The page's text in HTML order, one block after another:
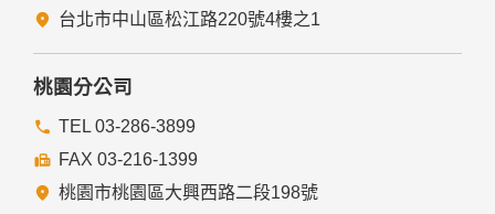
台北市中山區松江路220號4樓之1
桃園分公司
TEL 03-286-3899
FAX 03-216-1399
桃園市桃園區大興西路二段198號